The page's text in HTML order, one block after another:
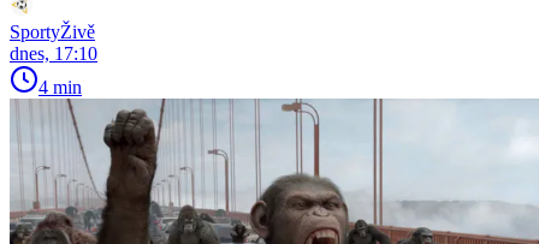
SportyŽivě
dnes, 17:10
4 min